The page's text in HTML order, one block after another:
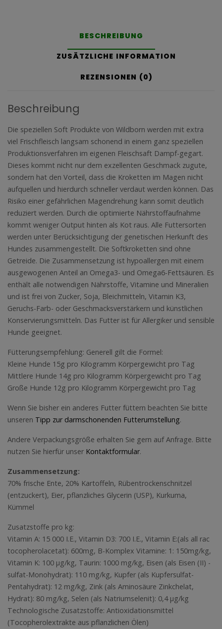
BESCHREIBUNG
ZUSÄTZLICHE INFORMATION
REZENSIONEN (0)
Beschreibung
Die speziellen Soft Produkte von Wildborn werden mit extra
viel Frischfleisch langsam schonend in einem ganz speziellen
Produktionsverfahren im eigenen Fleischsaft Dampf-gegart.
Dieses kommt nicht nur dem exzellenten Geschmack zugute,
sondern hat den Vorteil, dass die Kroketten im Magen nicht
aufquellen und hierdurch schneller verdaut werden können. Das
Risiko einer gefährlichen Magendrehung kann somit deutlich
reduziert werden. Durch die optimierte Nährstoffaufnahme
kommt weniger Output hinten als Kot raus. Alle Futtersorten
werden unter Berücksichtigung der genetischen Herkunft des
Hundes zusammengestellt. Die Softkroketten sind ohne
Getreide. Die Zusammensetzung ist hypoallergen mit einem
ausgewogenen Anteil an Omega3- und Omega6-Fettsäuren. Es
enthält alle notwendigen Nährstoffe, Vitamine und Mineralien
und ist frei von Zucker, Soja, Bleichmitteln, Vitamin K3,
Geruchs-Farb- oder Geschmacksverstärkern und künstlichen
Konservierungsmitteln. Das Futter ist für Allergiker und sensible
Hunde geeignet.
Fütterungsempfehlung: Generell gilt die Formel:
Kleine Hunde 15g pro Kilogramm Körpergewicht pro Tag
Mittlere Hunde 14g pro Kilogramm Körpergewicht pro Tag
Große Hunde 12g pro Kilogramm Körpergewicht pro Tag
Wenn Sie bisher ein anderes Futter füttern beachten Sie bitte
unseren Tipp zur darmschonenden Futterumstellung.
Andere Verpackungsgröße erhalten Sie gern auf Anfrage. Bitte
nutzen Sie hierfür unser Kontaktformular.
Zusammensetzung:
70% frische Ente, 20% Kartoffeln, Rübentrockenschnitzel
(entzuckert), Eier, pflanzliches Glycerin (USP), Kurkuma,
Kümmel
Zusatzstoffe pro kg:
Vitamin A: 15 000 I.E., Vitamin D3: 700 I.E., Vitamin E:(als all rac
tocopherolacetat): 600mg, B-Komplex Vitamine: 1: 150mg/kg,
Vitamin K: 100 μg/kg, Taurin: 1000 mg/kg, Eisen (als Eisen (II) -
sulfat-Monohydrat): 110 mg/kg, Kupfer (als Kupfersulfat-
Pentahydrat): 12 mg/kg, Zink (als Aminosäure Zinkchelat,
Hydrat): 80 mg/kg, Selen (als Natriumselenit): 0,4 μg/kg
Technologische Zusatzstoffe: Antioxidationsmittel
(Tocopherolextrakte aus pflanzlichen Ölen)